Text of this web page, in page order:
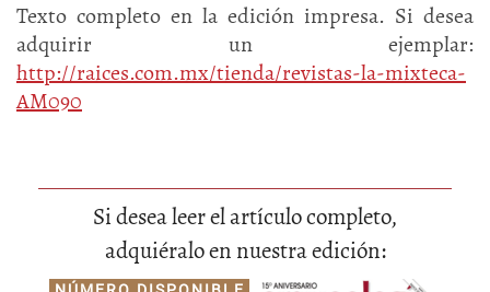
Texto completo en la edición impresa. Si desea
adquirir un ejemplar:
http://raices.com.mx/tienda/revistas-la-mixteca-
AM090
Si desea leer el artículo completo,
adquiéralo en nuestra edición: